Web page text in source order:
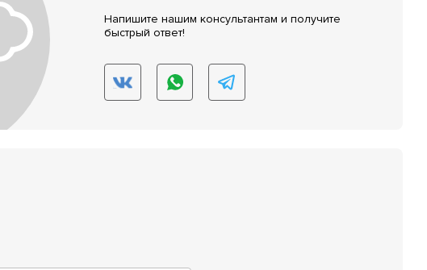
Напишите нашим консультантам и получите
быстрый ответ!